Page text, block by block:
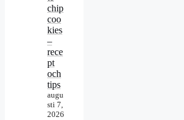
chip
coo
kies
–
rece
pt
och
tips
augu
sti 7,
2026